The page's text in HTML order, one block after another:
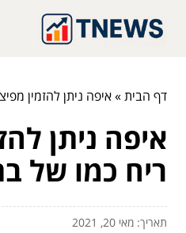
דף הבית»איפה ניתן להזמין
איפה ניתן
ריח כמו של
תאריך: מאי 20, 2021